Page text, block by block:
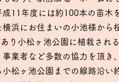
11年度には約100本の苗木
浜にお住まいの小池様から
り小松ヶ池公園に植栽され
業者など多数の協力を頂き
松ヶ池公園までの線路沿い